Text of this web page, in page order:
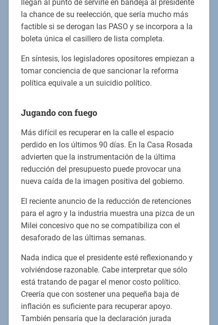
llegan al punto de servirle en bandeja al presidente
la chance de su reelección, que sería mucho más
factible si se derogan las PASO y se incorpora a la
boleta única el casillero de lista completa.
En síntesis, los legisladores opositores empiezan a
tomar conciencia de que sancionar la reforma
política equivale a un suicidio político.
Jugando con fuego
Más difícil es recuperar en la calle el espacio
perdido en los últimos 90 días. En la Casa Rosada
advierten que la instrumentación de la última
reducción del presupuesto puede provocar una
nueva caída de la imagen positiva del gobierno.
El reciente anuncio de la reducción de retenciones
para el agro y la industria muestra una pizca de un
Milei concesivo que no se compatibiliza con el
desaforado de las últimas semanas.
Nada indica que el presidente esté reflexionando y
volviéndose razonable. Cabe interpretar que sólo
está tratando de pagar el menor costo político.
Creería que con sostener una pequeña baja de
inflación es suficiente para recuperar apoyo.
También pensaría que la declaración jurada